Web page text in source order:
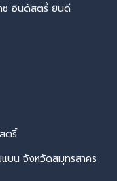
าซ อินดัสตรี้ ยินดี
ตรี้
บน จังหวัดสมุทรสาคร